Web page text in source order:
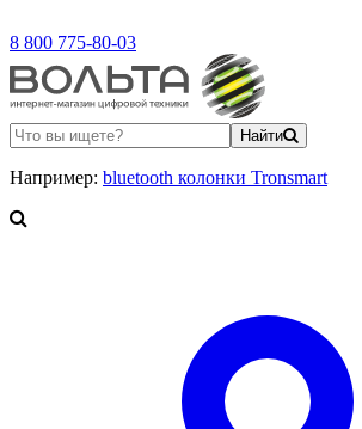
8 800 775-80-03
Найти
Например: bluetooth колонки Tronsmart